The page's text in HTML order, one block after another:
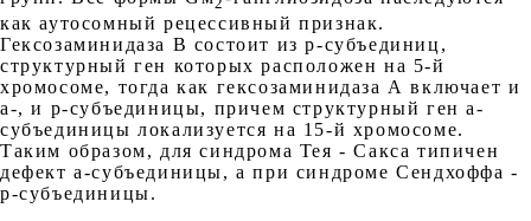
как аутосомный рецессивный признак.
Гексозаминидаза В состоит из р-субъединиц,
структурный ген которых расположен на 5-й
хромосоме, тогда как гексозаминидаза А включает и
а-, и р-субъединицы, причем структурный ген а-
субъединицы локализуется на 15-й хромосоме.
Таким образом, для синдрома Тея - Сакса типичен
дефект а-субъединицы, а при синдроме Сендхоффа -
р-субъединицы.